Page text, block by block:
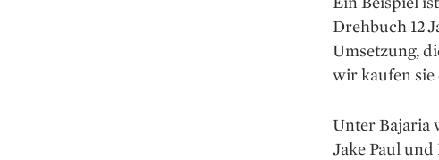
Drehbuch 12
Umsetzung,
wir kaufen sie
Unter Bajaria
Jake Paul